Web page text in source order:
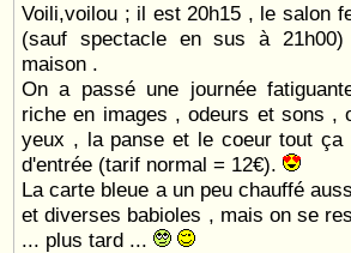
Voili,voilou ; il est 20h15 , le salon
(sauf spectacle en sus à
maison .
On a passé une journée
riche en images , odeurs et sons ,
yeux , la panse et le coeur tout ça
d'entrée (tarif normal = 12€).
La carte bleue a un peu chauffé
et diverses babioles , mais on se
... plus tard ...